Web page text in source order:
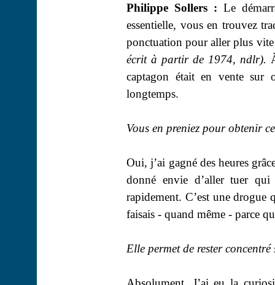
Philippe Sollers : Le
essentielle, vous en trouvez
ponctuation pour aller plus
écrit à partir de 1974, ndlr).
captagon était en vente sur
longtemps.
Vous en preniez pour obtenir
Oui, j’ai gagné des heures
donné envie d’aller tuer
rapidement. C’est une drogue
faisais - quand même - parce
Elle permet de rester